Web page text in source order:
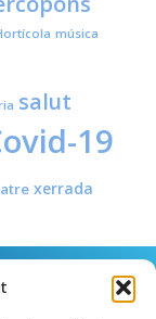
música
salut
19
xerrada